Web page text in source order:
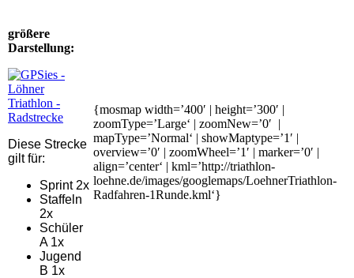
größere
Darstellung:
Diese Strecke
gilt für:
Sprint 2x
Staffeln
2x
Schüler
A 1x
Jugend
B 1x
{mosmap width=’400′ | height=’300′ |
zoomType=’Large‘ | zoomNew=’0′ |
mapType=’Normal‘ | showMaptype=’1′ |
overview=’0′ | zoomWheel=’1′ | marker=’0′ |
align=’center‘ | kml=’http://triathlon-
loehne.de/images/googlemaps/LoehnerTriathlon-
Radfahren-1Runde.kml‘}